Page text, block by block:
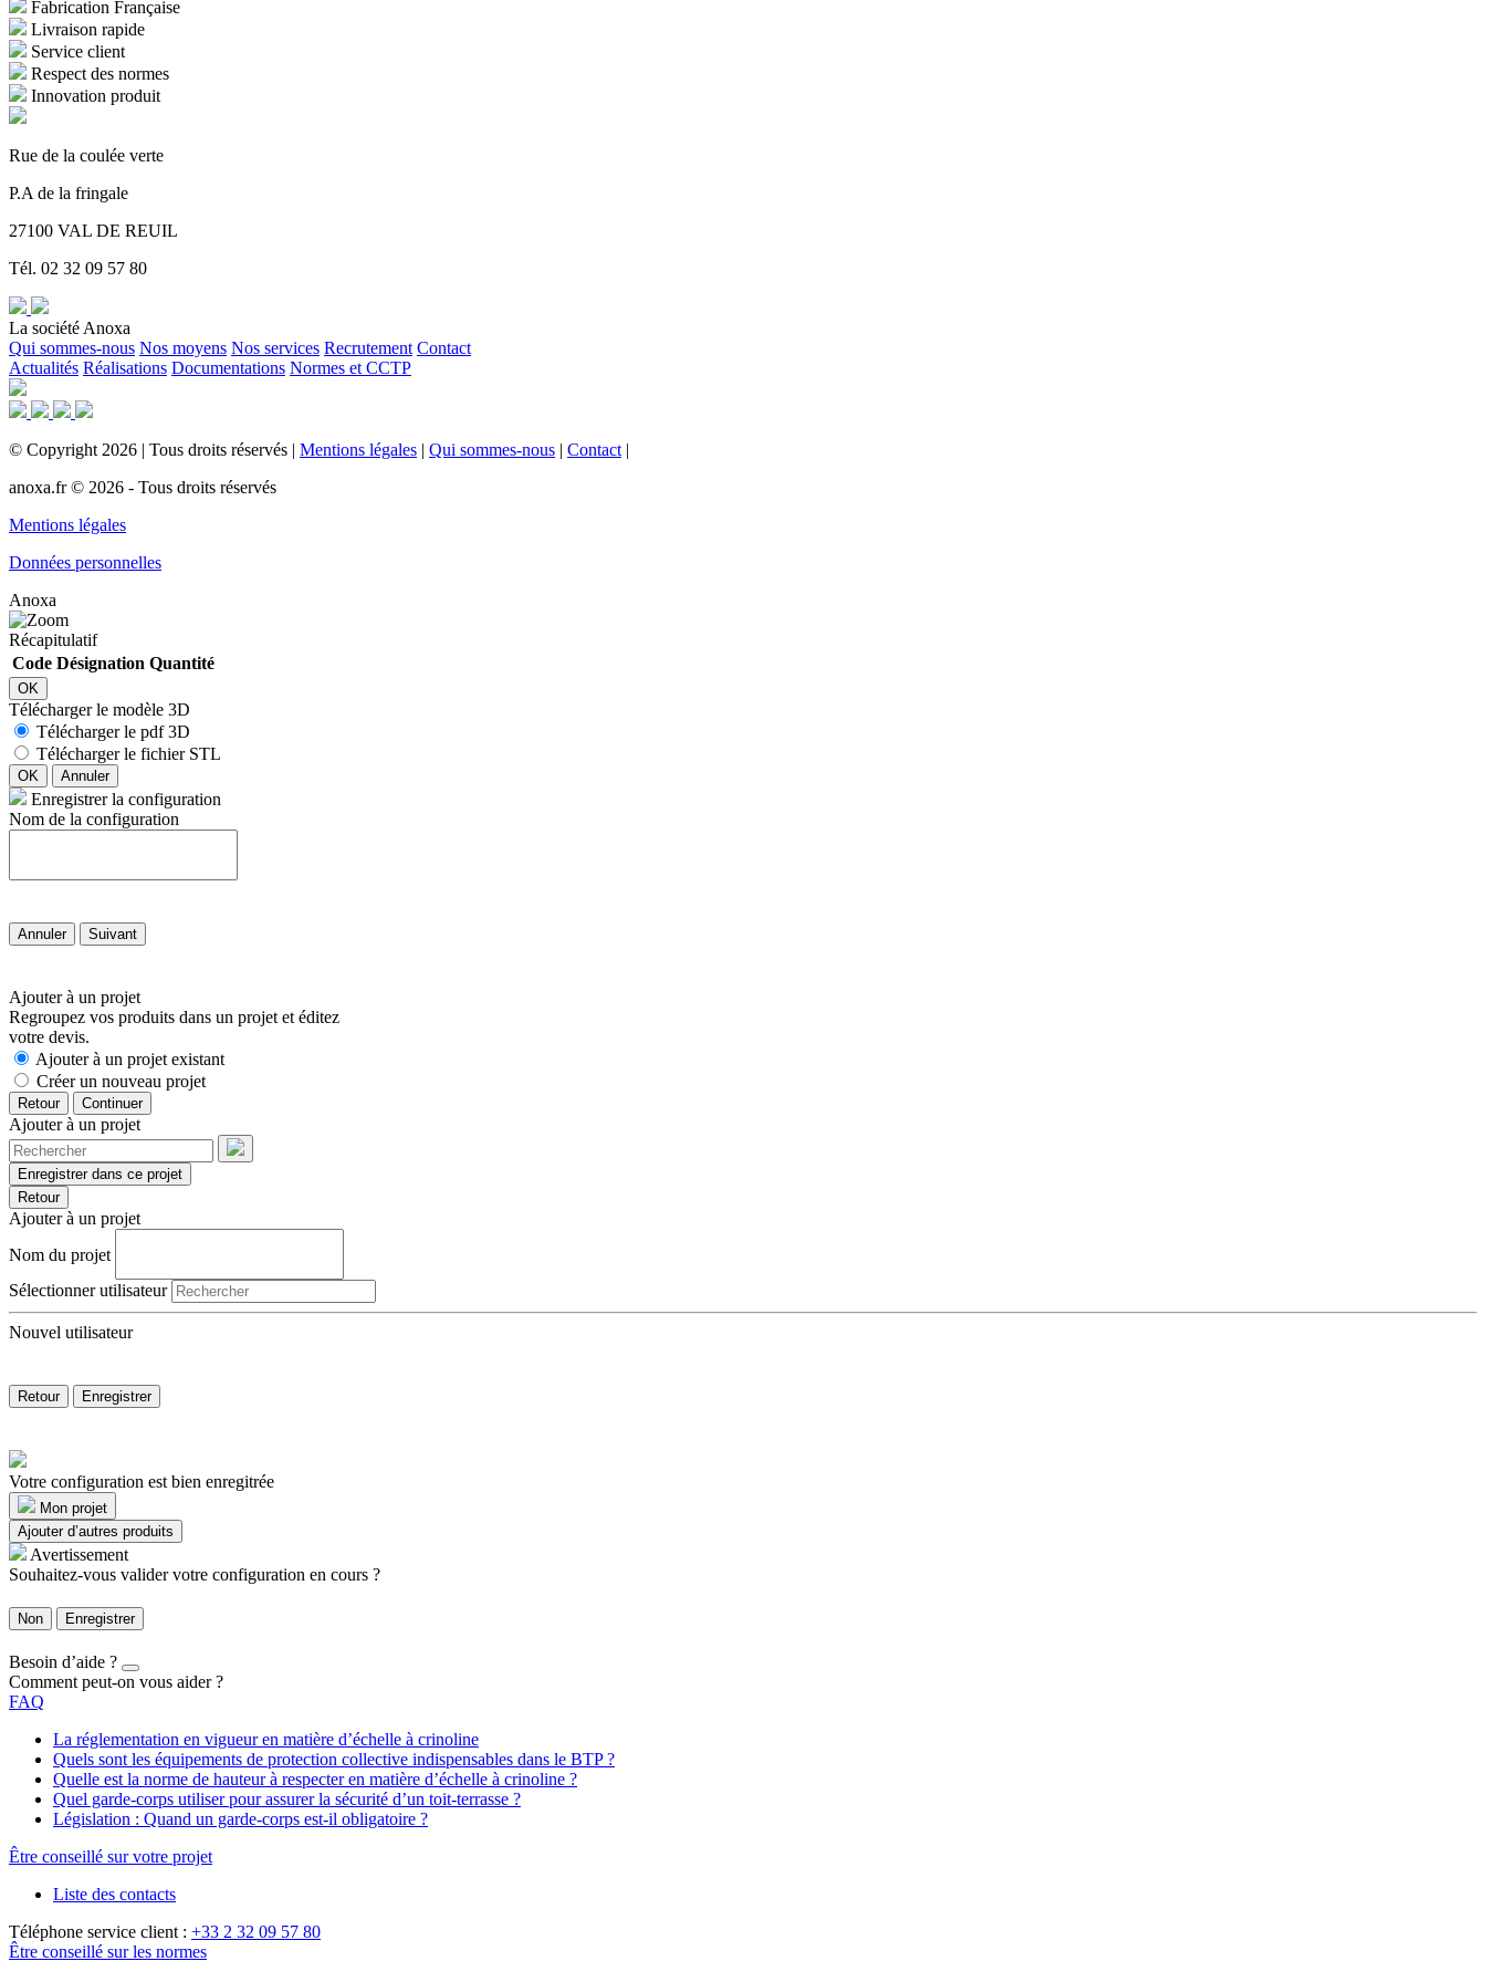
Fabrication Française
Livraison rapide
Service client
Respect des normes
Innovation produit
Rue de la coulée verte
P.A de la fringale
27100 VAL DE REUIL
Tél. 02 32 09 57 80
La société Anoxa
Qui sommes-nous Nos moyens Nos services Recrutement Contact
Actualités Réalisations Documentations Normes et CCTP
© Copyright 2026 | Tous droits réservés | Mentions légales | Qui sommes-nous | Contact |
anoxa.fr © 2026 - Tous droits réservés
Mentions légales
Données personnelles
Anoxa
Récapitulatif
Code Désignation Quantité
OK
Télécharger le modèle 3D
Télécharger le pdf 3D
Télécharger le fichier STL
OK Annuler
Enregistrer la configuration
Nom de la configuration
Annuler Suivant
Ajouter à un projet
Regroupez vos produits dans un projet et éditez
votre devis.
Ajouter à un projet existant
Créer un nouveau projet
Retour Continuer
Ajouter à un projet
Enregistrer dans ce projet
Retour
Ajouter à un projet
Nom du projet
Sélectionner utilisateur
Nouvel utilisateur
Retour Enregistrer
Votre configuration est bien enregitrée
Mon projet
Ajouter d’autres produits
Avertissement
Souhaitez-vous valider votre configuration en cours ?
Non Enregistrer
Besoin d’aide ?
Comment peut-on vous aider ?
FAQ
La réglementation en vigueur en matière d’échelle à crinoline
Quels sont les équipements de protection collective indispensables dans le BTP ?
Quelle est la norme de hauteur à respecter en matière d’échelle à crinoline ?
Quel garde-corps utiliser pour assurer la sécurité d’un toit-terrasse ?
Législation : Quand un garde-corps est-il obligatoire ?
Être conseillé sur votre projet
Liste des contacts
Téléphone service client : +33 2 32 09 57 80
Être conseillé sur les normes